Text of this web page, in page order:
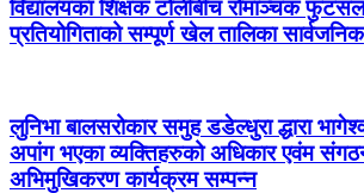
विद्यालयका शिक्षक टोलीबीच रोमाञ्चक फुटसल
प्रतियोगिताको सम्पूर्ण खेल तालिका सार्वजनिक
लुनिभा बालसरोकार समुह डडेल्धुरा द्धारा
अपांग भएका व्यक्तिहरुको अधिकार एवंम
अभिमुखिकरण कार्यक्रम सम्पन्न